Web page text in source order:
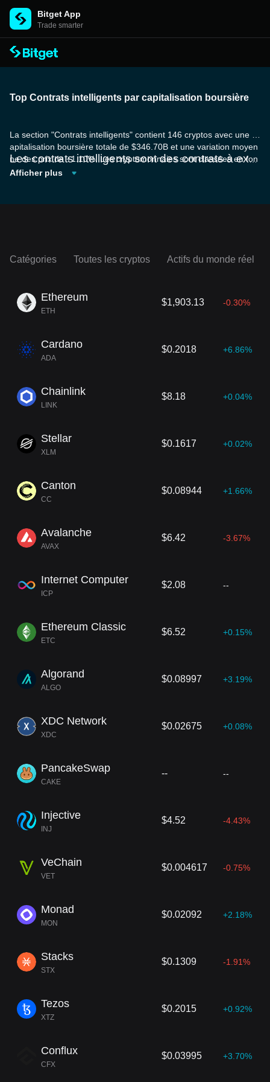
Bitget App
Trade smarter
Top Contrats intelligents par capitalisation boursière
La section "Contrats intelligents" contient 146 cryptos avec une c
apitalisation boursière totale de $346.70B et une variation moyen
ne des prix de +1.10%. Les cryptomonnaies sont classées en fon
ction de leur capitalisation boursière.
Les contrats intelligents sont des contrats à exé
cution automatique dont les termes de l'accord e
s, rentables et sécurisées. Les contrats intellige
r et la gestion des chaînes d'approvisionnement,
où ils contribuent à automatiser les opérations et
Afficher plus
Catégories Toutes les cryptos Actifs du monde réel
Ethereum
ETH
$1,903.13 -0.30%
Cardano
ADA
$0.2018 +6.86%
Chainlink
LINK
$8.18 +0.04%
Stellar
XLM
$0.1617 +0.02%
Canton
CC
$0.08944 +1.66%
Avalanche
AVAX
$6.42 -3.67%
Internet Computer
ICP
$2.08 --
Ethereum Classic
ETC
$6.52 +0.15%
Algorand
ALGO
$0.08997 +3.19%
XDC Network
XDC
$0.02675 +0.08%
PancakeSwap
CAKE
-- --
Injective
INJ
$4.52 -4.43%
VeChain
VET
$0.004617 -0.75%
Monad
MON
$0.02092 +2.18%
Stacks
STX
$0.1309 -1.91%
Tezos
XTZ
$0.2015 +0.92%
Conflux
CFX
$0.03995 +3.70%